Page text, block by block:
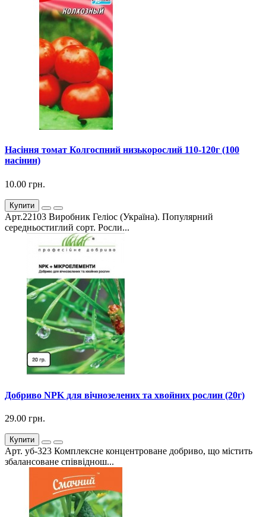
Насіння томат Колгоспний низькорослий 110-120г (100
насінин)
10.00 грн.
Купити
Арт.22103 Виробник Геліос (Україна). Популярний
середньостиглий сорт. Росли...
Добриво NPK для вічнозелених та хвойних рослин (20г)
29.00 грн.
Купити
Арт. уб-323 Комплексне концентроване добриво, що містить
збалансоване співвіднош...